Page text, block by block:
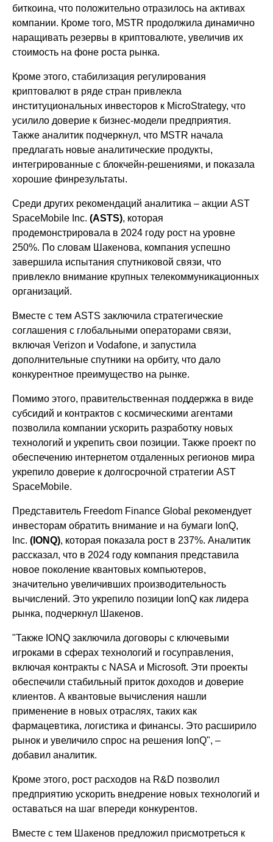
биткоина, что положительно отразилось на активах
компании. Кроме того, MSTR продолжила динамично
наращивать резервы в криптовалюте, увеличив их
стоимость на фоне роста рынка.
Кроме этого, стабилизация регулирования
криптовалют в ряде стран привлекла
институциональных инвесторов к MicroStrategy, что
усилило доверие к бизнес-модели предприятия.
Также аналитик подчеркнул, что MSTR начала
предлагать новые аналитические продукты,
интегрированные с блокчейн-решениями, и показала
хорошие финрезультаты.
Среди других рекомендаций аналитика – акции AST
SpaceMobile Inc.(ASTS), которая
продемонстрировала в 2024 году рост на уровне
250%. По словам Шакенова, компания успешно
завершила испытания спутниковой связи, что
привлекло внимание крупных телекоммуникационных
организаций.
Вместе с тем ASTS заключила стратегические
соглашения с глобальными операторами связи,
включая Verizon и Vodafone, и запустила
дополнительные спутники на орбиту, что дало
конкурентное преимущество на рынке.
Помимо этого, правительственная поддержка в виде
субсидий и контрактов с космическими агентами
позволила компании ускорить разработку новых
технологий и укрепить свои позиции. Также проект по
обеспечению интернетом отдаленных регионов мира
укрепило доверие к долгосрочной стратегии AST
SpaceMobile.
Представитель Freedom Finance Global рекомендует
инвесторам обратить внимание и на бумаги IonQ,
Inc. (IONQ), которая показала рост в 237%. Аналитик
рассказал, что в 2024 году компания представила
новое поколение квантовых компьютеров,
значительно увеличивших производительность
вычислений. Это укрепило позиции IonQ как лидера
рынка, подчеркнул Шакенов.
"Также IONQ заключила договоры с ключевыми
игроками в сферах технологий и госуправления,
включая контракты с NASA и Microsoft. Эти проекты
обеспечили стабильный приток доходов и доверие
клиентов. А квантовые вычисления нашли
применение в новых отраслях, таких как
фармацевтика, логистика и финансы. Это расширило
рынок и увеличило спрос на решения IonQ", –
добавил аналитик.
Кроме этого, рост расходов на R&D позволил
предприятию ускорить внедрение новых технологий и
оставаться на шаг впереди конкурентов.
Вместе с тем Шакенов предложил присмотреться к